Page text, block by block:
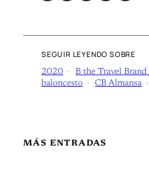
SEGUIR LEYENDO SOBRE
2020
B the Travel
baloncesto
CB Almansa
MÁS ENTRADAS